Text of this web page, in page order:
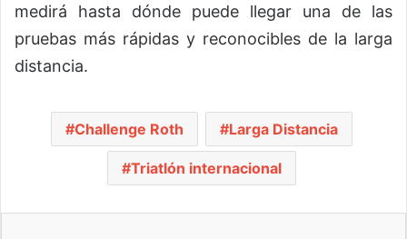
medirá hasta dónde puede llegar una de las
pruebas más rápidas y reconocibles de la larga
distancia.
Challenge Roth Larga Distancia
Triatlón internacional